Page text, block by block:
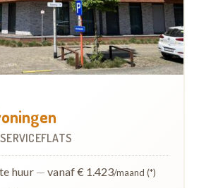
huur — vanaf € 1.423/maand (*)